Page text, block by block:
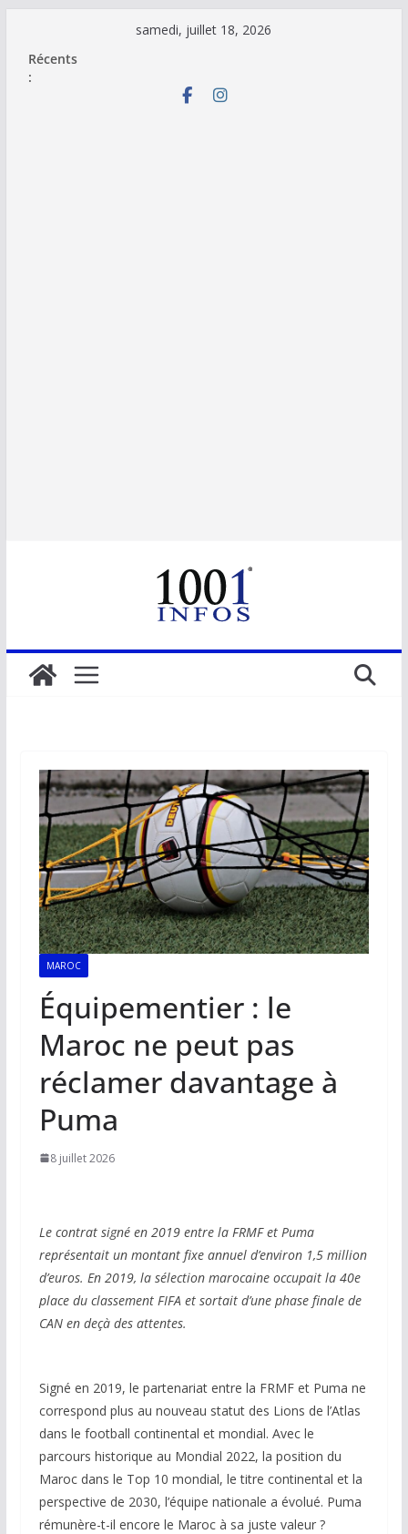
contenu
samedi, juillet 18, 2026
Récents
:
MAROC
Équipementier : le
Maroc ne peut pas
réclamer davantage à
Puma
8 juillet 2026
Le contrat signé en 2019 entre la FRMF et Puma
représentait un montant fixe annuel d’environ 1,5 million
d’euros. En 2019, la sélection marocaine occupait la 40e
place du classement FIFA et sortait d’une phase finale de
CAN en deçà des attentes.
Signé en 2019, le partenariat entre la FRMF et Puma ne
correspond plus au nouveau statut des Lions de l’Atlas
dans le football continental et mondial. Avec le
parcours historique au Mondial 2022, la position du
Maroc dans le Top 10 mondial, le titre continental et la
perspective de 2030, l’équipe nationale a évolué. Puma
rémunère-t-il encore le Maroc à sa juste valeur ?